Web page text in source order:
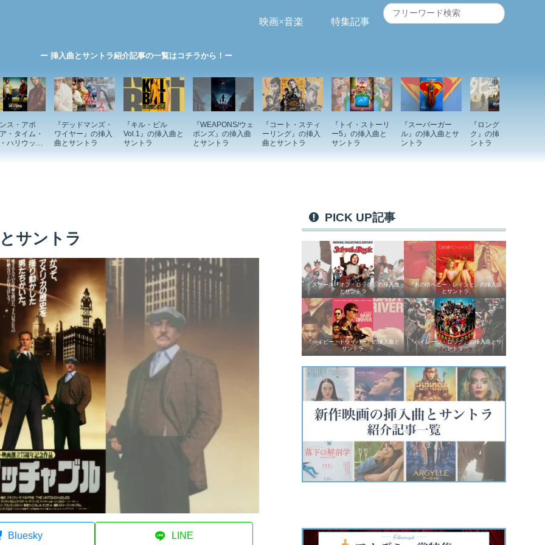
映画×音楽 特集記事
ー 挿入曲とサントラ紹介記事の一覧はコチラから！ー
ス・アポ
・タイム・
ハリウッ
『デッドマンズ・
ワイヤー』の挿入
曲とサントラ
『キル・ビル
Vol.1』の挿入曲と
サントラ
『WEAPONS/ウェ
ポンズ』の挿入曲
とサントラ
『コート・スティ
ーリング』の挿入
曲とサントラ
『トイ・ストーリ
ー5』の挿入曲と
サントラ
『スーパーガー
ル』の挿入曲とサ
ントラ
『ロングウォー
ク』の挿入曲とサ
ントラ
サントラ
Bluesky LINE
PICK UP記事
『スクール・オブ・ロック』の挿入曲
とサントラ
『あの頃ペニー・レインと』の挿入曲
とサントラ
『ベイビー・ドライバー』の挿入曲と
サントラ
『パイレーツ・ロック』の挿入曲とサ
ントラ